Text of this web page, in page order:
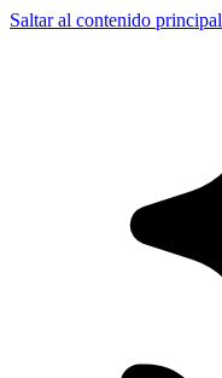
Saltar al contenido principal